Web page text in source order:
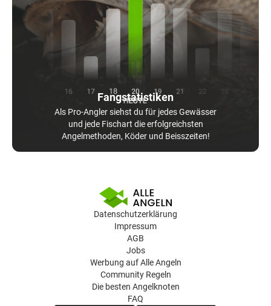
Fangstatistiken
Als Pro-Angler siehst du für jedes Gewässer
und jede Fischart die erfolgreichsten
Angelmethoden, Köder und Beisszeiten!
Datenschutzerklärung
Impressum
AGB
Jobs
Werbung auf Alle Angeln
Community Regeln
Die besten Angelknoten
FAQ